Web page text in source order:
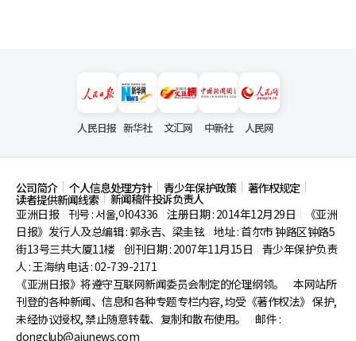
人民日报 新华社 文汇网 中新社 人民网
公司简介 个人信息处理方针 青少年保护政策 著作权规定
读者提供新闻线索
新闻稿件投诉负责人
亚洲日报
刊号 : 서울,아04336 注册日期 : 2014年12月29日
《亚洲
日报》发行人及总编辑 : 郭永吉、梁圭铉 地址 : 首尔市钟路区钟路5
街13号三共大厦11楼 创刊日期 : 2007年11月15日
青少年保护负责
人 : 王海纳 电话 : 02-739-2171
《亚洲日报》将遵守互联网新闻委员会制定的伦理纲领。
本网站所
刊登的各种新闻、信息和各种专题专栏内容, 均受《著作权法》 保护,
未经协议授权, 禁止随意转载、复制和散布使用。
邮件 :
dongclub@ajunews.com